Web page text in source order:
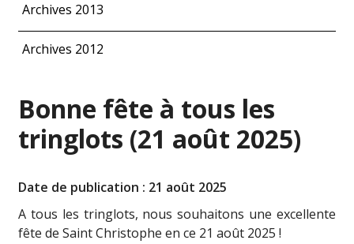
Archives 2013
Archives 2012
Bonne fête à tous les
tringlots (21 août 2025)
Date de publication : 21 août 2025
A tous les tringlots, nous souhaitons une excellente
fête de Saint Christophe en ce 21 août 2025 !